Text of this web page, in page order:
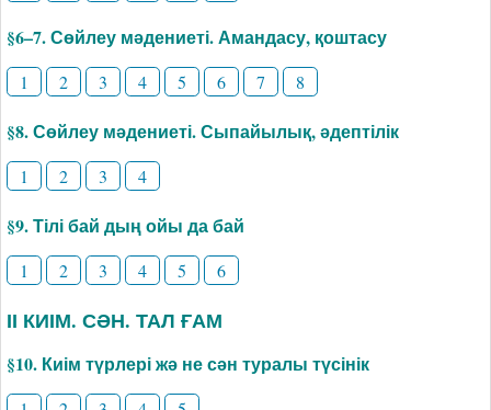
§6–7. Сөйлеу мәдениеті. Амандасу, қоштасу
1 2 3 4 5 6 7 8
§8. Сөйлеу мәдениеті. Сыпайылық, әдептілік
1 2 3 4
§9. Тілі бай дың ойы да бай
1 2 3 4 5 6
ІІ КИІМ. СӘН. ТАЛ ҒАМ
§10. Киім түрлері жә не сән туралы түсінік